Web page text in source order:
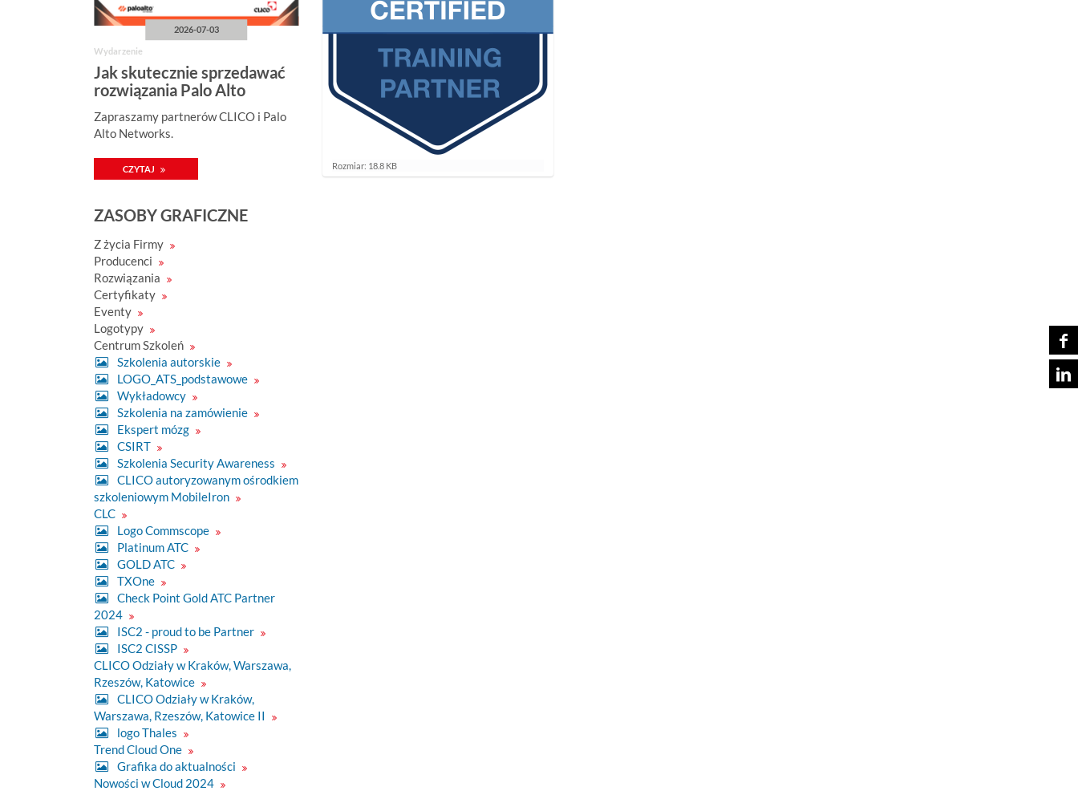
2026-07-03
Wydarzenie
Jak skutecznie sprzedawać
rozwiązania Palo Alto
Zapraszamy partnerów CLICO i Palo
Alto Networks.
CZYTAJ
ZASOBY GRAFICZNE
Z życia Firmy
Producenci
Rozwiązania
Certyfikaty
Eventy
Logotypy
Centrum Szkoleń
Szkolenia autorskie
LOGO_ATS_podstawowe
Wykładowcy
Szkolenia na zamówienie
Ekspert mózg
CSIRT
Szkolenia Security Awareness
CLICO autoryzowanym ośrodkiem
szkoleniowym MobileIron
CLC
Logo Commscope
Platinum ATC
GOLD ATC
TXOne
Check Point Gold ATC Partner
2024
ISC2 - proud to be Partner
ISC2 CISSP
CLICO Odziały w Kraków, Warszawa,
Rzeszów, Katowice
CLICO Odziały w Kraków,
Warszawa, Rzeszów, Katowice II
logo Thales
Trend Cloud One
Grafika do aktualności
Nowości w Cloud 2024
K
l
Rozmiar: 18.8 KB